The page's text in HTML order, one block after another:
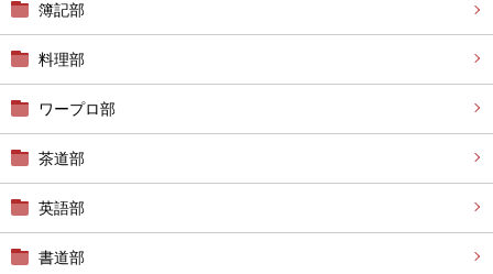
簿記部
料理部
ワープロ部
茶道部
英語部
書道部